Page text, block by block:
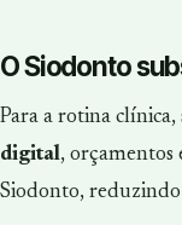
O Siodonto
Para a rotina clínica,
digital, orçamentos
Siodonto, reduzindo